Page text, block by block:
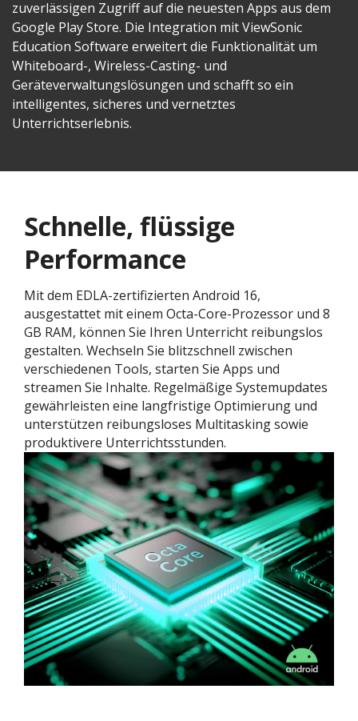
zuverlässigen Zugriff auf die neuesten Apps aus dem
Google Play Store. Die Integration mit ViewSonic
Education Software erweitert die Funktionalität um
Whiteboard-, Wireless-Casting- und
Geräteverwaltungslösungen und schafft so ein
intelligentes, sicheres und vernetztes
Unterrichtserlebnis.
Schnelle, flüssige
Performance
Mit dem EDLA-zertifizierten Android 16,
ausgestattet mit einem Octa-Core-Prozessor und 8
GB RAM, können Sie Ihren Unterricht reibungslos
gestalten. Wechseln Sie blitzschnell zwischen
verschiedenen Tools, starten Sie Apps und
streamen Sie Inhalte. Regelmäßige Systemupdates
gewährleisten eine langfristige Optimierung und
unterstützen reibungsloses Multitasking sowie
produktivere Unterrichtsstunden.